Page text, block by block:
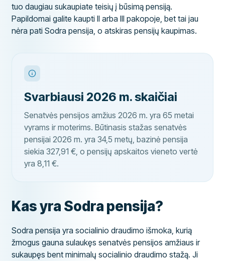
tuo daugiau sukaupiate teisių į būsimą pensiją.
Papildomai galite kaupti II arba III pakopoje, bet tai jau
nėra pati Sodra pensija, o atskiras pensijų kaupimas.
Svarbiausi 2026 m. skaičiai
Senatvės pensijos amžius 2026 m. yra 65 metai
vyrams ir moterims. Būtinasis stažas senatvės
pensijai 2026 m. yra 34,5 metų, bazinė pensija
siekia 327,91 €, o pensijų apskaitos vieneto vertė
yra 8,11 €.
Kas yra Sodra pensija?
Sodra pensija yra socialinio draudimo išmoka, kurią
žmogus gauna sulaukęs senatvės pensijos amžiaus ir
sukaupęs bent minimalų socialinio draudimo stažą. Ji